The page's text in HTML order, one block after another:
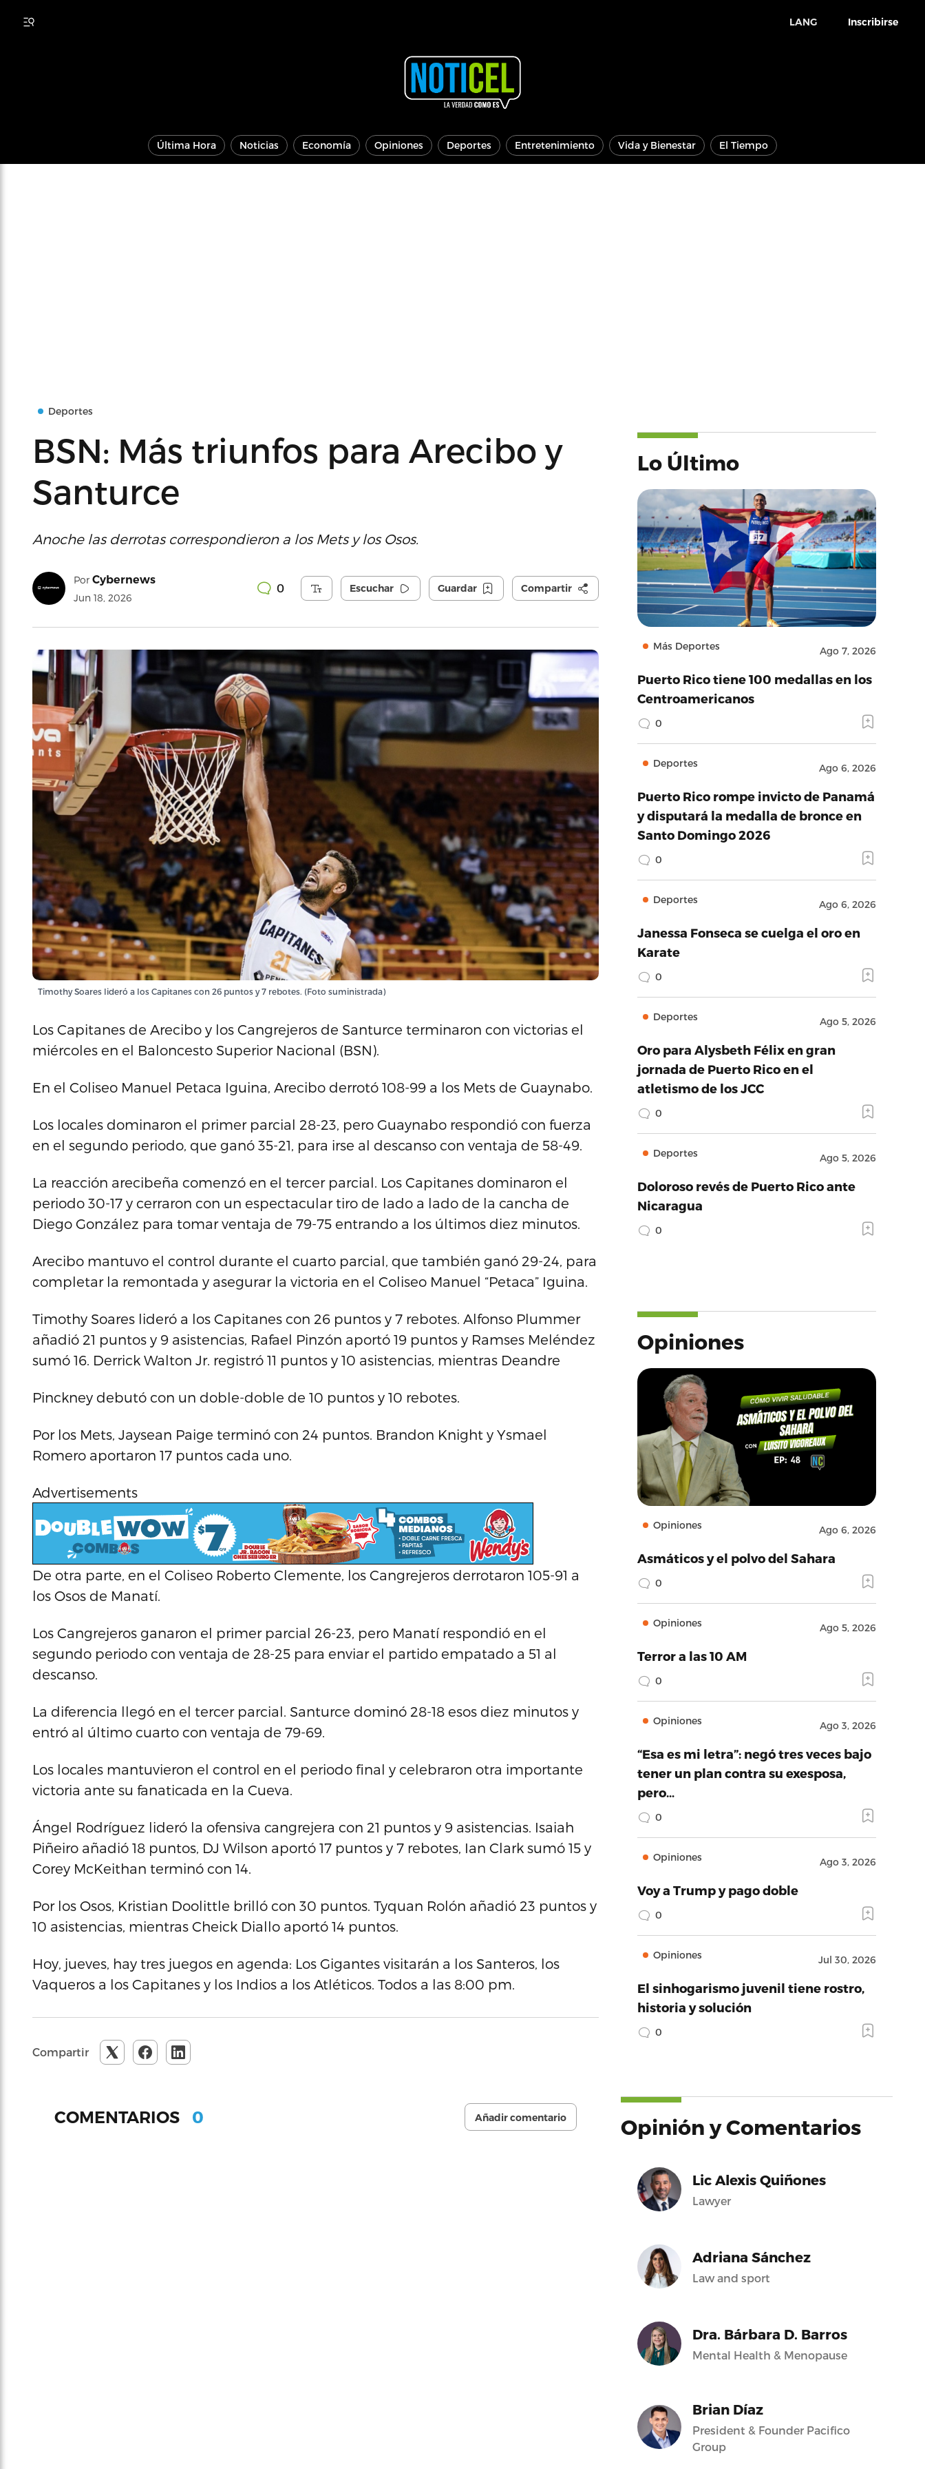
LANG Inscribirse
Última Hora Noticias Economía Opiniones Deportes Entretenimiento Vida y Bienestar El Tiempo
Deportes
BSN: Más triunfos para Arecibo y
Santurce
Anoche las derrotas correspondieron a los Mets y los Osos.
Por Cybernews
Jun 18, 2026
0 Escuchar Guardar Compartir
Timothy Soares lideró a los Capitanes con 26 puntos y 7 rebotes. (Foto suministrada)
Los Capitanes de Arecibo y los Cangrejeros de Santurce terminaron con victorias el
miércoles en el Baloncesto Superior Nacional (BSN).
En el Coliseo Manuel Petaca Iguina, Arecibo derrotó 108-99 a los Mets de Guaynabo.
Los locales dominaron el primer parcial 28-23, pero Guaynabo respondió con fuerza
en el segundo periodo, que ganó 35-21, para irse al descanso con ventaja de 58-49.
La reacción arecibeña comenzó en el tercer parcial. Los Capitanes dominaron el
periodo 30-17 y cerraron con un espectacular tiro de lado a lado de la cancha de
Diego González para tomar ventaja de 79-75 entrando a los últimos diez minutos.
Arecibo mantuvo el control durante el cuarto parcial, que también ganó 29-24, para
completar la remontada y asegurar la victoria en el Coliseo Manuel “Petaca” Iguina.
Timothy Soares lideró a los Capitanes con 26 puntos y 7 rebotes. Alfonso Plummer
añadió 21 puntos y 9 asistencias, Rafael Pinzón aportó 19 puntos y Ramses Meléndez
sumó 16. Derrick Walton Jr. registró 11 puntos y 10 asistencias, mientras Deandre
Pinckney debutó con un doble-doble de 10 puntos y 10 rebotes.
Por los Mets, Jaysean Paige terminó con 24 puntos. Brandon Knight y Ysmael
Romero aportaron 17 puntos cada uno.
Advertisements
De otra parte, en el Coliseo Roberto Clemente, los Cangrejeros derrotaron 105-91 a
los Osos de Manatí.
Los Cangrejeros ganaron el primer parcial 26-23, pero Manatí respondió en el
segundo periodo con ventaja de 28-25 para enviar el partido empatado a 51 al
descanso.
La diferencia llegó en el tercer parcial. Santurce dominó 28-18 esos diez minutos y
entró al último cuarto con ventaja de 79-69.
Los locales mantuvieron el control en el periodo final y celebraron otra importante
victoria ante su fanaticada en la Cueva.
Ángel Rodríguez lideró la ofensiva cangrejera con 21 puntos y 9 asistencias. Isaiah
Piñeiro añadió 18 puntos, DJ Wilson aportó 17 puntos y 7 rebotes, Ian Clark sumó 15 y
Corey McKeithan terminó con 14.
Por los Osos, Kristian Doolittle brilló con 30 puntos. Tyquan Rolón añadió 23 puntos y
10 asistencias, mientras Cheick Diallo aportó 14 puntos.
Hoy, jueves, hay tres juegos en agenda: Los Gigantes visitarán a los Santeros, los
Vaqueros a los Capitanes y los Indios a los Atléticos. Todos a las 8:00 pm.
Compartir
COMENTARIOS 0 Añadir comentario
Lo Último
Más Deportes Ago 7, 2026
Puerto Rico tiene 100 medallas en los
Centroamericanos
0
Deportes Ago 6, 2026
Puerto Rico rompe invicto de Panamá
y disputará la medalla de bronce en
Santo Domingo 2026
0
Deportes Ago 6, 2026
Janessa Fonseca se cuelga el oro en
Karate
0
Deportes Ago 5, 2026
Oro para Alysbeth Félix en gran
jornada de Puerto Rico en el
atletismo de los JCC
0
Deportes Ago 5, 2026
Doloroso revés de Puerto Rico ante
Nicaragua
0
Opiniones
Opiniones Ago 6, 2026
Asmáticos y el polvo del Sahara
0
Opiniones Ago 5, 2026
Terror a las 10 AM
0
Opiniones Ago 3, 2026
“Esa es mi letra”: negó tres veces bajo
tener un plan contra su exesposa,
pero…
0
Opiniones Ago 3, 2026
Voy a Trump y pago doble
0
Opiniones Jul 30, 2026
El sinhogarismo juvenil tiene rostro,
historia y solución
0
Opinión y Comentarios
Lic Alexis Quiñones
Lawyer
Adriana Sánchez
Law and sport
Dra. Bárbara D. Barros
Mental Health & Menopause
Brian Díaz
President & Founder Pacifico
Group